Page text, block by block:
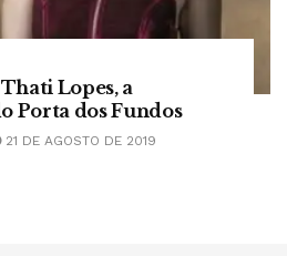
Lopes, a
Porta dos Fundos
21 DE AGOSTO DE 2019